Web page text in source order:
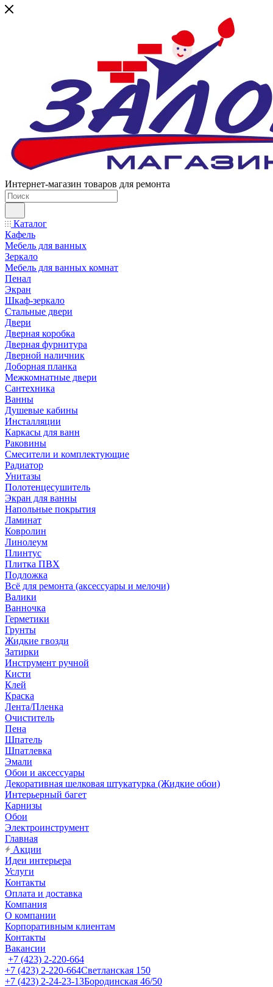
Интернет-магазин товаров для ремонта
Каталог
Кафель
Мебель для ванных
Зеркало
Мебель для ванных комнат
Пенал
Экран
Шкаф-зеркало
Стальные двери
Двери
Дверная коробка
Дверная фурнитура
Дверной наличник
Доборная планка
Межкомнатные двери
Сантехника
Ванны
Душевые кабины
Инсталляции
Каркасы для ванн
Раковины
Смесители и комплектующие
Радиатор
Унитазы
Полотенцесушитель
Экран для ванны
Напольные покрытия
Ламинат
Ковролин
Линолеум
Плинтус
Плитка ПВХ
Подложка
Всё для ремонта (аксессуары и мелочи)
Валики
Ванночка
Герметики
Грунты
Жидкие гвозди
Затирки
Инструмент ручной
Кисти
Клей
Краска
Лента/Пленка
Очиститель
Пена
Шпатель
Шпатлевка
Эмали
Обои и аксессуары
Декоративная шелковая штукатурка (Жидкие обои)
Интерьерный багет
Карнизы
Обои
Электроинструмент
Главная
Акции
Идеи интерьера
Услуги
Контакты
Оплата и доставка
Компания
О компании
Корпоративным клиентам
Контакты
Вакансии
+7 (423) 2-220-664
+7 (423) 2-220-664Светланская 150
+7 (423) 2-24-23-13Бородинская 46/50